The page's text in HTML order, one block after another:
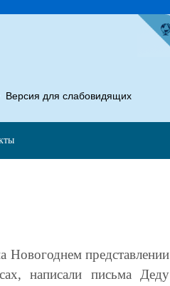
Новогоднем представлении
написали письма Деду
Версия для слабовидящих